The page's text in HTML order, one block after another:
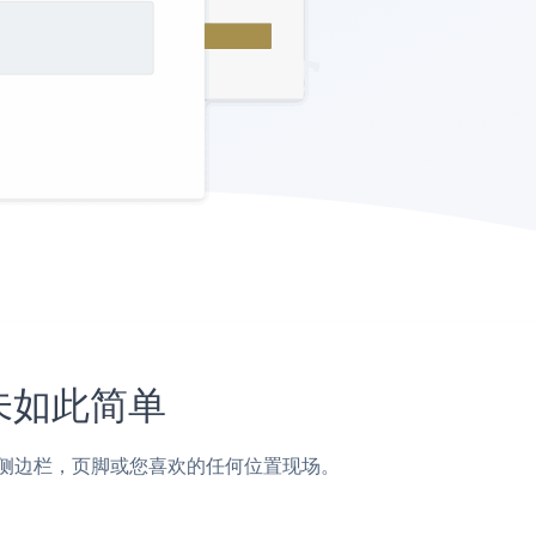
此简单
栏，页脚或您喜欢的任何位置现场。